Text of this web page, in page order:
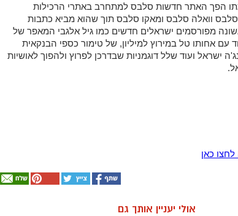
הפך האתר חדשות סלבס למתחרב באתרי הרכילות
וואלה סלבס ומאקו סלבס תוך שהוא מביא כתבות
מפורסמים ישראלים חדשים כמו גיל אלגבי המאפר של
עם אחותו טל במירוץ למיליון, של טימור כספי הבנקאית
ישראל ועוד שלל דוגמניות שבדרכן לפרוץ ולהפוך לאושיות
כאן
אולי יעניין אותך גם